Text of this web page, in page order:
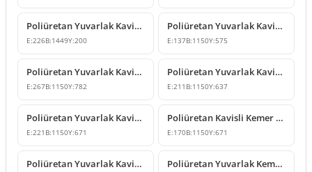
Poliüretan Yuvarlak Kavis Kemer Kapı Pencere Süslemesi
E:226B:1449Y:200
Poliüretan Yuvarlak Kavis Kemer Kapı Pencere Üstü Modeli
E:137B:1150Y:575
Poliüretan Yuvarlak Kavisli Kemer ve Taç Modeli
E:267B:1150Y:782
Poliüretan Yuvarlak Kavisli Kemer ve Geçiş Dekoru
E:211 B:1150Y:637
Poliüretan Yuvarlak Kavis Kemer Modelleri
E:221 B:1150Y:671
Poliüretan Kavisli Kemer ve Kilit Taşı Modeli
E:170B:1150Y:671
Poliüretan Yuvarlak Kavisli Kemer Modeli Poliüretan Yuvarlak Kemer ve Kapı Üstü Kavis Modelleri